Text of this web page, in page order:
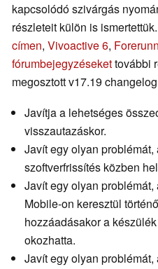
kapcsolódó szivárgás
részleteit külön is
címen, Vivoactive 6,
fórumbejegyzésekettovábbi
megosztott v17.19
Javítja a lehetséges
visszautazáskor.
Javít egy olyan
szoftverfrissítés közben
Javít egy olyan
Mobile-on keresztül
hozzáadásakor a
okozhatta.
Javít egy olyan